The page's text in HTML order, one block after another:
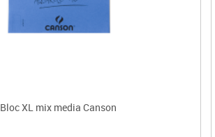
Bloc XL mix media Canson